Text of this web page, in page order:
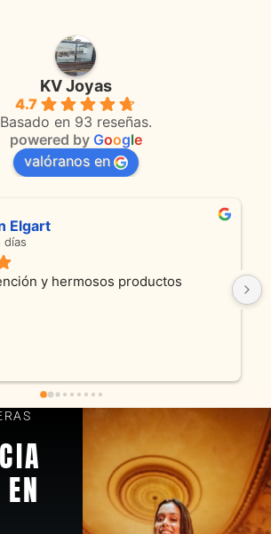
KV Joyas
4.7
Basado en 93 reseñas.
powered by Google
valóranos en
Elgart
días
y hermosos productos